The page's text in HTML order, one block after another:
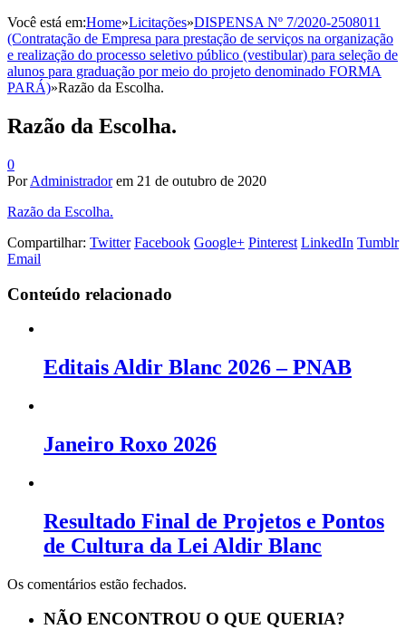
Você está em:Home»Licitações»DISPENSA Nº 7/2020-2508011
(Contratação de Empresa para prestação de serviços na organização
e realização do processo seletivo público (vestibular) para seleção de
alunos para graduação por meio do projeto denominado FORMA
PARÁ)»Razão da Escolha.
Razão da Escolha.
0
PorAdministrador em 21 de outubro de 2020
Razão da Escolha.
Compartilhar: Twitter Facebook Google+ Pinterest LinkedIn Tumblr
Email
Conteúdo relacionado
Editais Aldir Blanc 2026 – PNAB
Janeiro Roxo 2026
Resultado Final de Projetos e Pontos
de Cultura da Lei Aldir Blanc
Os comentários estão fechados.
NÃO ENCONTROU O QUE QUERIA?